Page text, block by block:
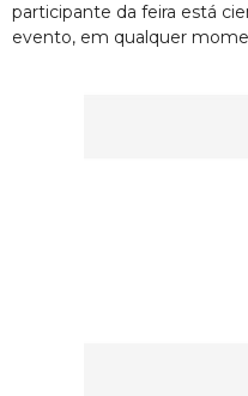
participante da feira está
evento, em qualquer